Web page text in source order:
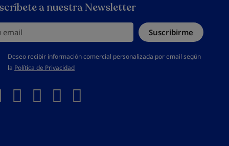
a nuestra Newsletter
Suscribirme
aceptar la política de privacidad
Deseo recibir información comercial personalizada por email según
la Política de Privacidad